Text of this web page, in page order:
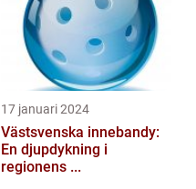
17 januari 2024
Västsvenska innebandy:
En djupdykning i
regionens ...